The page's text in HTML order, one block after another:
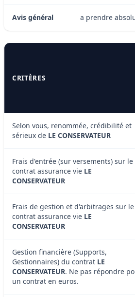
Avis général a prendre
CRITÈRES
Selon vous, renommée, crédibilité et
sérieux de LE CONSERVATEUR
Frais d'entrée (sur versements) sur le
contrat assurance vie LE
CONSERVATEUR
Frais de gestion et d'arbitrages sur le
contrat assurance vie LE
CONSERVATEUR
Gestion financière (Supports,
Gestionnaires) du contrat LE
CONSERVATEUR. Ne pas répondre
un contrat en euros.